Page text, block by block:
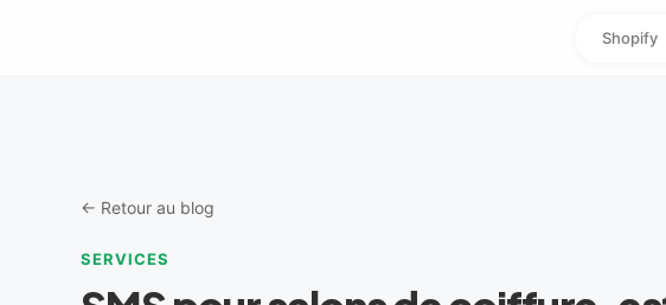
Shopify
← Retour au blog
SERVICES